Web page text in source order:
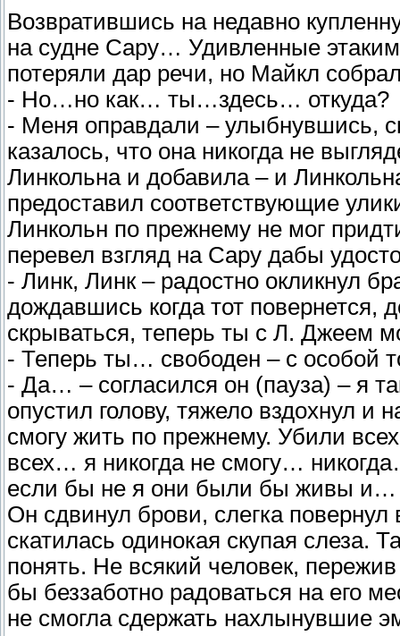
Возвратившись на недавно
на судне Сару… Удивленные
потеряли дар речи, но Майкл
- Но…но как… ты…здесь… откуда?
- Меня оправдали – улыбнувшись,
казалось, что она никогда не
Линкольна и добавила – и
предоставил соответствующие
Линкольн по прежнему не мог
перевел взгляд на Сару дабы
- Линк, Линк – радостно окликнул
дождавшись когда тот повернется,
скрываться, теперь ты с Л. Джеем
- Теперь ты… свободен – с особой
- Да… – согласился он (пауза) – я
опустил голову, тяжело вздохнул
смогу жить по прежнему. Убили
всех… я никогда не смогу…
если бы не я они были бы живы и… -
Он сдвинул брови, слегка повернул
скатилась одинокая скупая слеза.
понять. Не всякий человек,
бы беззаботно радоваться на его
не смогла сдержать нахлынувшие